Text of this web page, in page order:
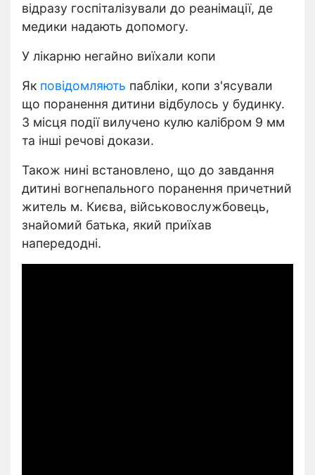
відразу госпіталізували до реанімації, де
медики надають допомогу.
У лікарню негайно виїхали копи
Як повідомляють пабліки, копи з'ясували
що поранення дитини відбулось у будинку.
З місця події вилучено кулю калібром 9 мм
та інші речові докази.
Також нині встановлено, що до завдання
дитині вогнепального поранення причетний
житель м. Києва, військовослужбовець,
знайомий батька, який приїхав
напередодні.